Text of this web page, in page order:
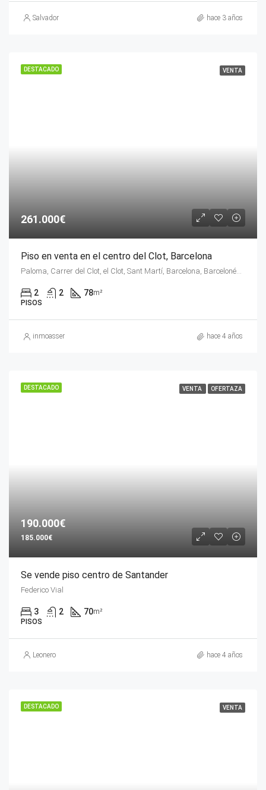
Salvador hace 3 años
DESTACADO VENTA
261.000€
Piso en venta en el centro del Clot, Barcelona
Paloma, Carrer del Clot, el Clot, Sant Martí, Barcelona, Barcelonés, Barcelona, Cataluña, 08018, España
2 2 78m²
PISOS
inmoasser hace 4 años
DESTACADO VENTA OFERTAZA
190.000€
185.000€
Se vende piso centro de Santander
Federico Vial
3 2 70m²
PISOS
Leonero hace 4 años
DESTACADO VENTA